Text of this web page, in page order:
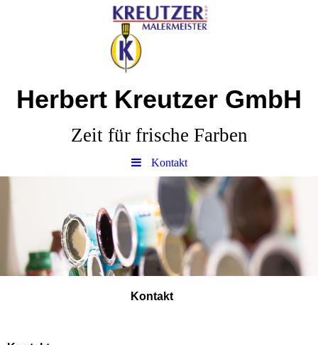
Herbert Kreutzer GmbH
Zeit für frische Farben
Kontakt
Kontakt